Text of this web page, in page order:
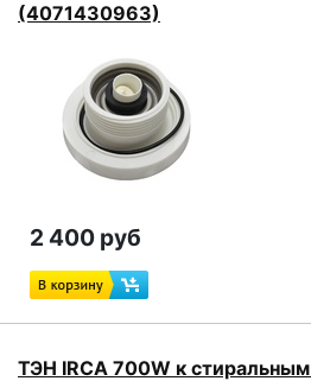
(4071430963)
2 400 руб
ТЭН IRCA 700W к